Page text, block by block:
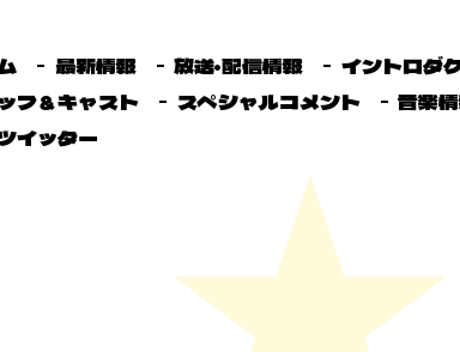
最新情報 放送・配信情報 イントロダ
フ＆キャスト
スペシャルコメント 音楽
イッター